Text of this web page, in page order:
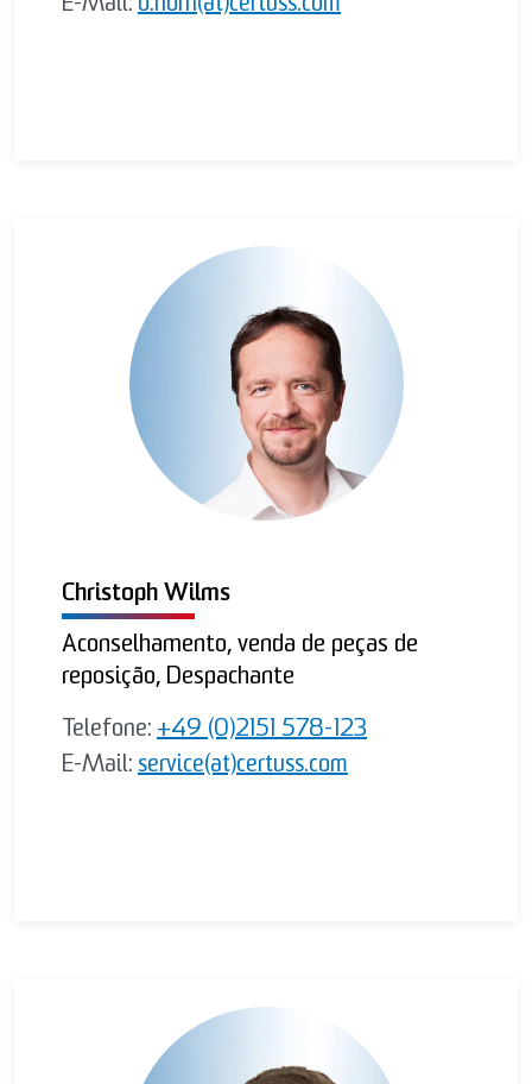
E-Mail: o.horn(at)certuss.com
Aconselhamento, venda de peças de
reposição, Despachante
Christoph Wilms
Telefone: +49 (0)2151 578-123
E-Mail: service(at)certuss.com